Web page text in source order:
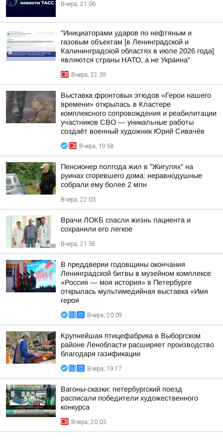
Вчера, 21:06
"Инициаторами ударов по нефтяным и
газовым объектам [в Ленинградской и
Калининградской областях в июле 2026 года]
являются страны НАТО, а не Украина"
Вчера, 22:39
Выставка фронтовых этюдов «Герои нашего
времени» открылась в Кластере
комплексного сопровождения и реабилитации
участников СВО — уникальные работы
создаёт военный художник Юрий Сивачёв
Вчера, 19:58
Пенсионер полгода жил в "Жигулях" на
руинах сгоревшего дома: неравнодушные
собрали ему более 2 млн
Вчера, 22:03
Врачи ЛОКБ спасли жизнь пациента и
сохранили его легкое
Вчера, 21:58
В преддверии годовщины окончания
Ленинградской битвы в музейном комплексе
«Россия — моя история» в Петербурге
открылась мультимедийная выставка «Имя
героя
Вчера, 20:09
Крупнейшая птицефабрика в Выборгском
районе Ленобласти расширяет производство
благодаря газификации
Вчера, 19:17
Вагоны-сказки: петербургский поезд
расписали победители художественного
конкурса
Вчера, 20:03